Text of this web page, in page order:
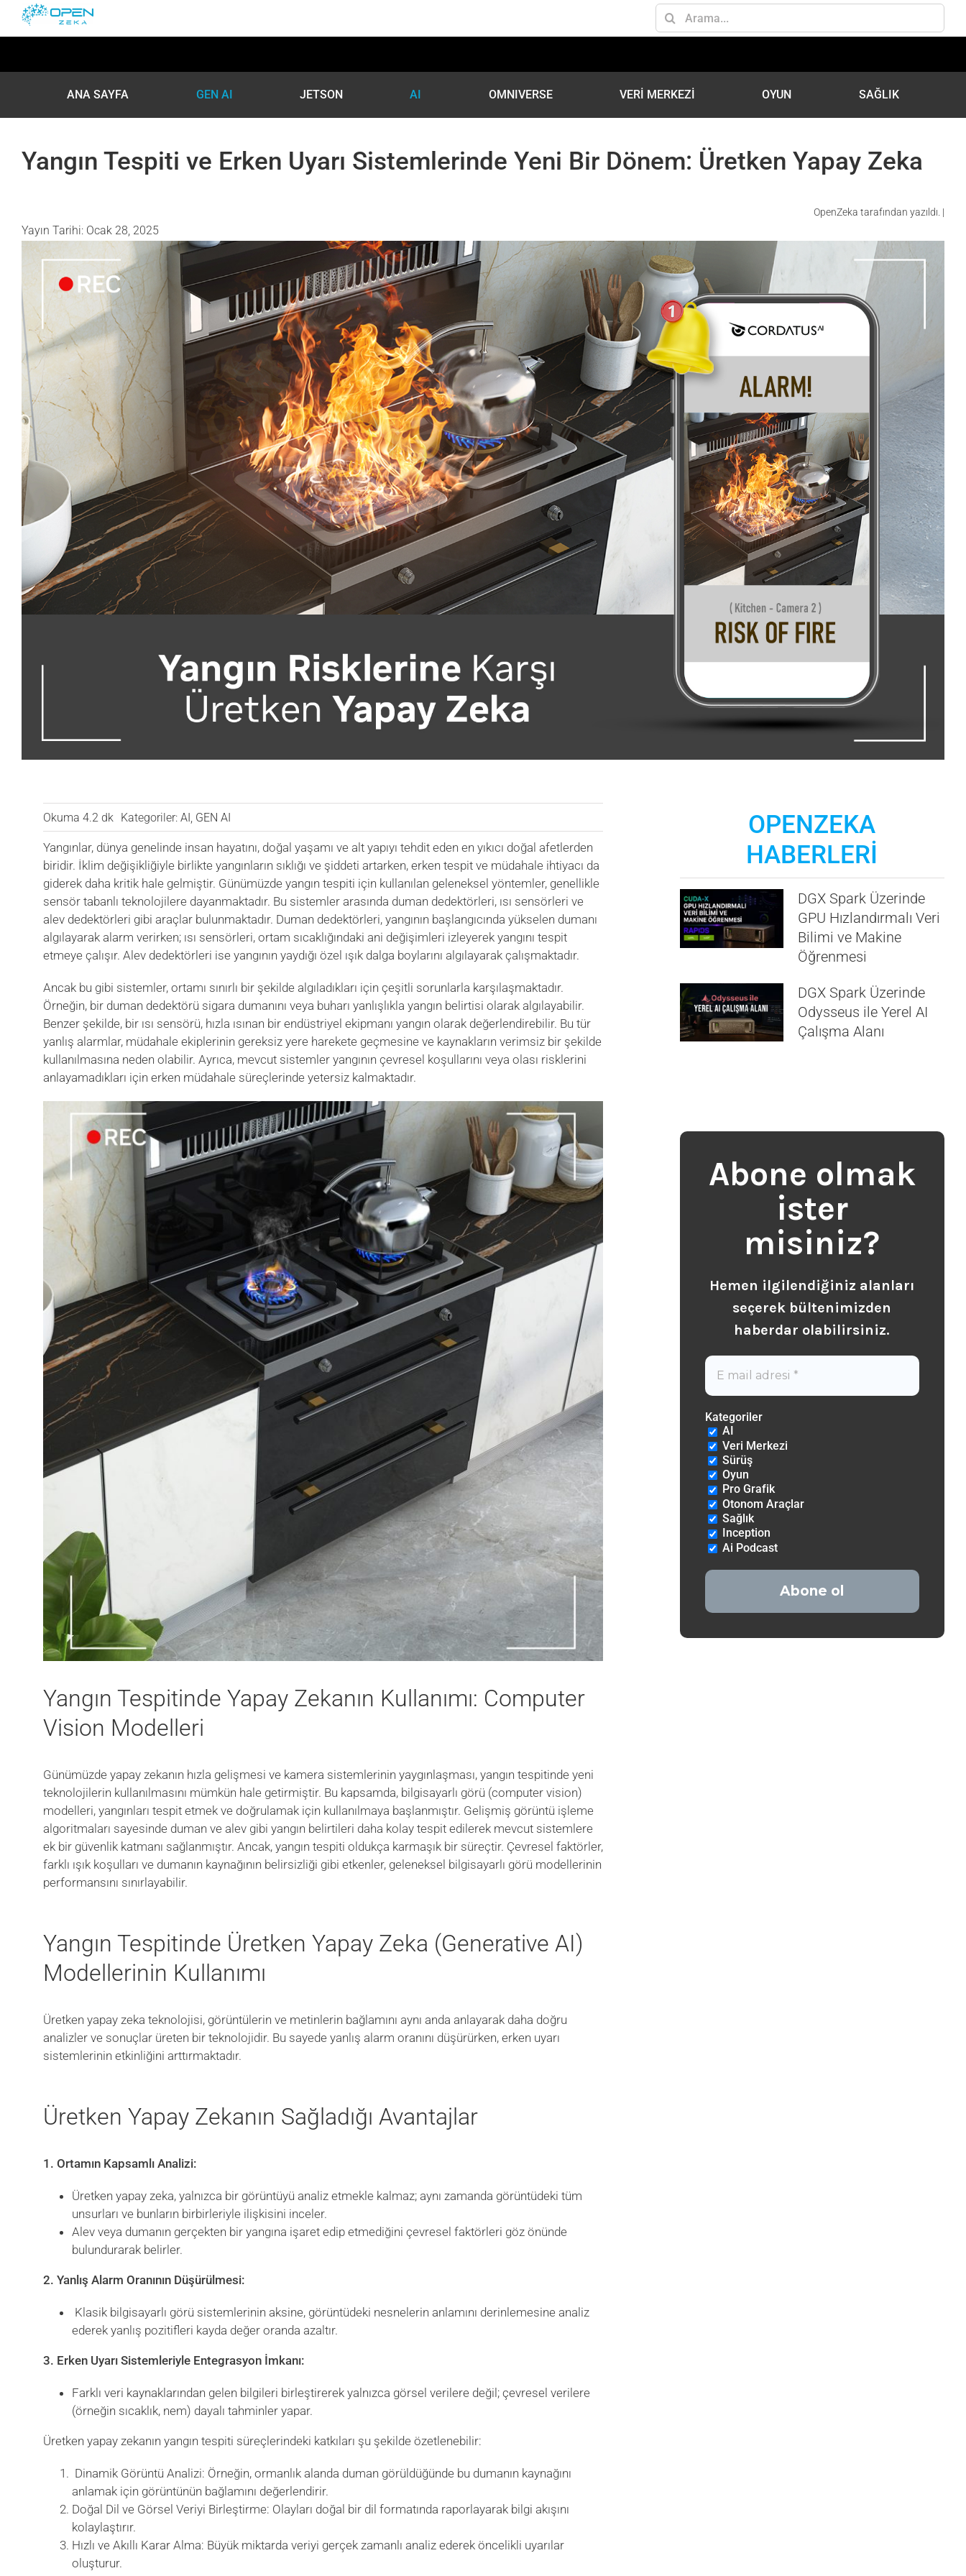
Ara:
ANA SAYFA GEN AI JETSON AI OMNIVERSE VERİ MERKEZİ OYUN SAĞLIK
Yangın Tespiti ve Erken Uyarı Sistemlerinde Yeni Bir Dönem: Üretken Yapay Zeka
OpenZeka tarafından yazıldı. |
Yayın Tarihi: Ocak 28, 2025
Okuma 4.2 dk Kategoriler: AI GEN AI
Yangınlar, dünya genelinde insan hayatını, doğal yaşamı ve alt yapıyı tehdit eden en yıkıcı doğal afetlerden
biridir. İklim değişikliğiyle birlikte yangınların sıklığı ve şiddeti artarken, erken tespit ve müdahale ihtiyacı da
giderek daha kritik hale gelmiştir. Günümüzde yangın tespiti için kullanılan geleneksel yöntemler, genellikle
sensör tabanlı teknolojilere dayanmaktadır. Bu sistemler arasında duman dedektörleri, ısı sensörleri ve
alev dedektörleri gibi araçlar bulunmaktadır. Duman dedektörleri, yangının başlangıcında yükselen dumanı
algılayarak alarm verirken; ısı sensörleri, ortam sıcaklığındaki ani değişimleri izleyerek yangını tespit
etmeye çalışır. Alev dedektörleri ise yangının yaydığı özel ışık dalga boylarını algılayarak çalışmaktadır.
Ancak bu gibi sistemler, ortamı sınırlı bir şekilde algıladıkları için çeşitli sorunlarla karşılaşmaktadır.
Örneğin, bir duman dedektörü sigara dumanını veya buharı yanlışlıkla yangın belirtisi olarak algılayabilir.
Benzer şekilde, bir ısı sensörü, hızla ısınan bir endüstriyel ekipmanı yangın olarak değerlendirebilir. Bu tür
yanlış alarmlar, müdahale ekiplerinin gereksiz yere harekete geçmesine ve kaynakların verimsiz bir şekilde
kullanılmasına neden olabilir. Ayrıca, mevcut sistemler yangının çevresel koşullarını veya olası risklerini
anlayamadıkları için erken müdahale süreçlerinde yetersiz kalmaktadır.
Yangın Tespitinde Yapay Zekanın Kullanımı: Computer
Vision Modelleri
Günümüzde yapay zekanın hızla gelişmesi ve kamera sistemlerinin yaygınlaşması, yangın tespitinde yeni
teknolojilerin kullanılmasını mümkün hale getirmiştir. Bu kapsamda, bilgisayarlı görü (computer vision)
modelleri, yangınları tespit etmek ve doğrulamak için kullanılmaya başlanmıştır. Gelişmiş görüntü işleme
algoritmaları sayesinde duman ve alev gibi yangın belirtileri daha kolay tespit edilerek mevcut sistemlere
ek bir güvenlik katmanı sağlanmıştır. Ancak, yangın tespiti oldukça karmaşık bir süreçtir. Çevresel faktörler,
farklı ışık koşulları ve dumanın kaynağının belirsizliği gibi etkenler, geleneksel bilgisayarlı görü modellerinin
performansını sınırlayabilir.
Yangın Tespitinde Üretken Yapay Zeka (Generative AI)
Modellerinin Kullanımı
Üretken yapay zeka teknolojisi, görüntülerin ve metinlerin bağlamını aynı anda anlayarak daha doğru
analizler ve sonuçlar üreten bir teknolojidir. Bu sayede yanlış alarm oranını düşürürken, erken uyarı
sistemlerinin etkinliğini arttırmaktadır.
Üretken Yapay Zekanın Sağladığı Avantajlar
1. Ortamın Kapsamlı Analizi:
Üretken yapay zeka, yalnızca bir görüntüyü analiz etmekle kalmaz; aynı zamanda görüntüdeki tüm
unsurları ve bunların birbirleriyle ilişkisini inceler.
Alev veya dumanın gerçekten bir yangına işaret edip etmediğini çevresel faktörleri göz önünde
bulundurarak belirler.
2. Yanlış Alarm Oranının Düşürülmesi:
Klasik bilgisayarlı görü sistemlerinin aksine, görüntüdeki nesnelerin anlamını derinlemesine analiz
ederek yanlış pozitifleri kayda değer oranda azaltır.
3. Erken Uyarı Sistemleriyle Entegrasyon İmkanı:
Farklı veri kaynaklarından gelen bilgileri birleştirerek yalnızca görsel verilere değil; çevresel verilere
(örneğin sıcaklık, nem) dayalı tahminler yapar.
Üretken yapay zekanın yangın tespiti süreçlerindeki katkıları şu şekilde özetlenebilir:
Dinamik Görüntü Analizi: Örneğin, ormanlık alanda duman görüldüğünde bu dumanın kaynağını
anlamak için görüntünün bağlamını değerlendirir.
Doğal Dil ve Görsel Veriyi Birleştirme: Olayları doğal bir dil formatında raporlayarak bilgi akışını
kolaylaştırır.
Hızlı ve Akıllı Karar Alma: Büyük miktarda veriyi gerçek zamanlı analiz ederek öncelikli uyarılar
oluşturur.
OPENZEKA
HABERLERİ
DGX Spark Üzerinde
GPU Hızlandırmalı Veri
Bilimi ve Makine
Öğrenmesi
DGX Spark Üzerinde
Odysseus ile Yerel AI
Çalışma Alanı
Abone olmak
ister
misiniz?
Hemen ilgilendiğiniz alanları
seçerek bültenimizden
haberdar olabilirsiniz.
Kategoriler
AI
Veri Merkezi
Sürüş
Oyun
Pro Grafik
Otonom Araçlar
Sağlık
Inception
Ai Podcast